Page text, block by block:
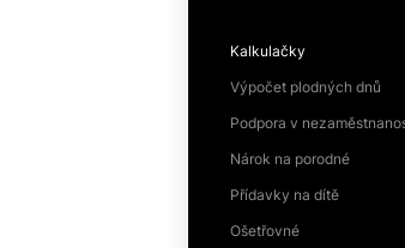
Kalkulačky
Výpočet plodných dnů
Podpora v
Nárok na porodné
Přídavky na dítě
Ošetřovné